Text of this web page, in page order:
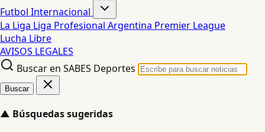
Futbol Internacional
La Liga Liga Profesional Argentina Premier League
Lucha Libre
AVISOS LEGALES
Buscar en SABES Deportes
Buscar
▲ Búsquedas sugeridas